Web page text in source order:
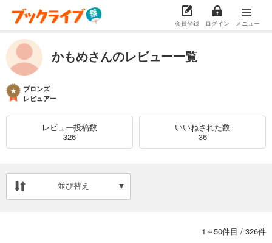
会員登録 ログイン メニュー
かもめさんのレビュー一覧
ブロンズ
レビュアー
レビュー投稿数
326
いいねされた数
36
並び替え
1～50件目 / 326件